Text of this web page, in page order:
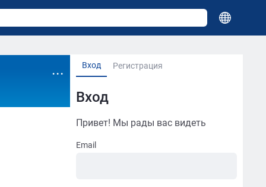
Вход Регистрация
Вход
Привет! Мы рады вас видеть
Email
...